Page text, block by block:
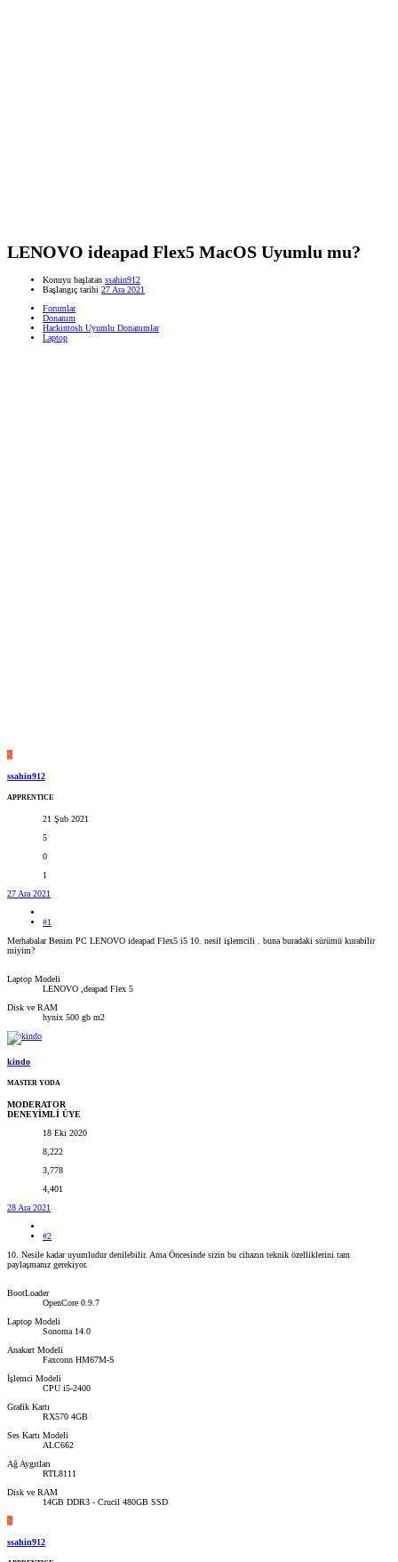
LENOVO ideapad Flex5 MacOS Uyumlu mu?
Konuyu başlatan ssahin912
Başlangıç tarihi 27 Ara 2021
Forumlar
Donanım
Hackintosh Uyumlu Donanımlar
Laptop
S
ssahin912
APPRENTICE
21 Şub 2021
5
0
1
27 Ara 2021
#1
Merhabalar Benim PC LENOVO ideapad Flex5 i5 10. nesil işlemcili . buna buradaki sürümü kurabilir
miyim?
Laptop Modeli
LENOVO ,deapad Flex 5
Disk ve RAM
hynix 500 gb m2
kindo
MASTER YODA
MODERATOR
DENEYİMLİ ÜYE
18 Eki 2020
8,222
3,778
4,401
28 Ara 2021
#2
10. Nesile kadar uyumludur denilebilir. Ama Öncesinde sizin bu cihazın teknik özelliklerini tam
paylaşmanız gerekiyor.
BootLoader
OpenCore 0.9.7
Laptop Modeli
Sonoma 14.0
Anakart Modeli
Faxconn HM67M-S
İşlemci Modeli
CPU i5-2400
Grafik Kartı
RX570 4GB
Ses Kartı Modeli
ALC662
Ağ Aygıtları
RTL8111
Disk ve RAM
14GB DDR3 - Crucil 480GB SSD
S
ssahin912